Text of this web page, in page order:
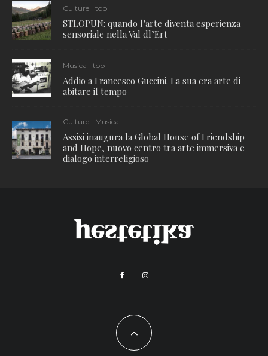
Culture top
STLOPUN: quando l’arte diventa esperienza
sensoriale nella Val dl’Ert
Musica top
Addio a Francesco Guccini. La sua era arte di
abitare il tempo
Culture Musica
Assisi inaugura la Global House of Friendship
and Hope, nuovo centro tra arte immersiva e
dialogo interreligioso